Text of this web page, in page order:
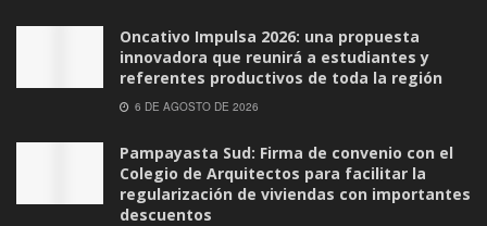
Oncativo Impulsa 2026: una propuesta
innovadora que reunirá a estudiantes y
referentes productivos de toda la región
6 DE AGOSTO DE 2026
Pampayasta Sud: Firma de convenio con el
Colegio de Arquitectos para facilitar la
regularización de viviendas con importantes
descuentos